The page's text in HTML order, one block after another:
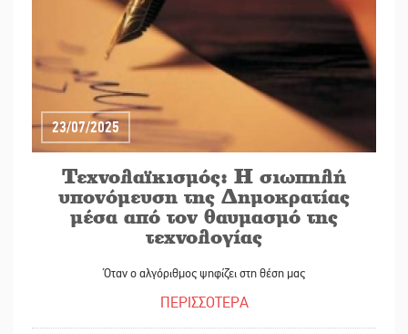
23/07/2025
Τεχνολαϊκισμός: Η σιωπηλή
υπονόμευση της Δημοκρατίας
μέσα από τον θαυμασμό της
τεχνολογίας
Όταν ο αλγόριθμος ψηφίζει στη θέση μας
ΠΕΡΙΣΣΟΤΕΡΑ